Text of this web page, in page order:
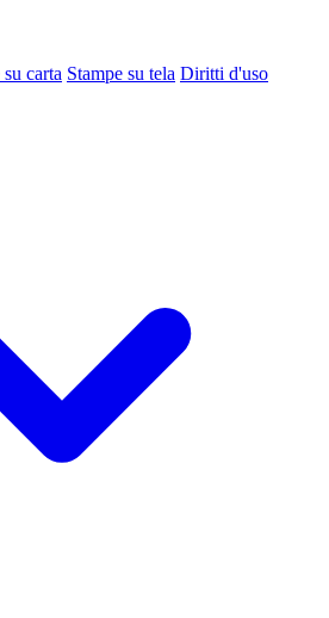
su carta Stampe su tela Diritti d'uso